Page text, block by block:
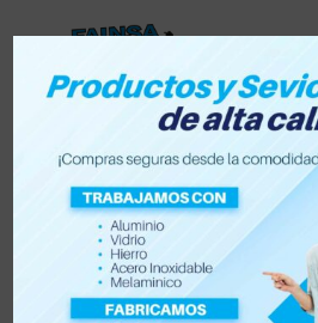
Lista de deseos
0